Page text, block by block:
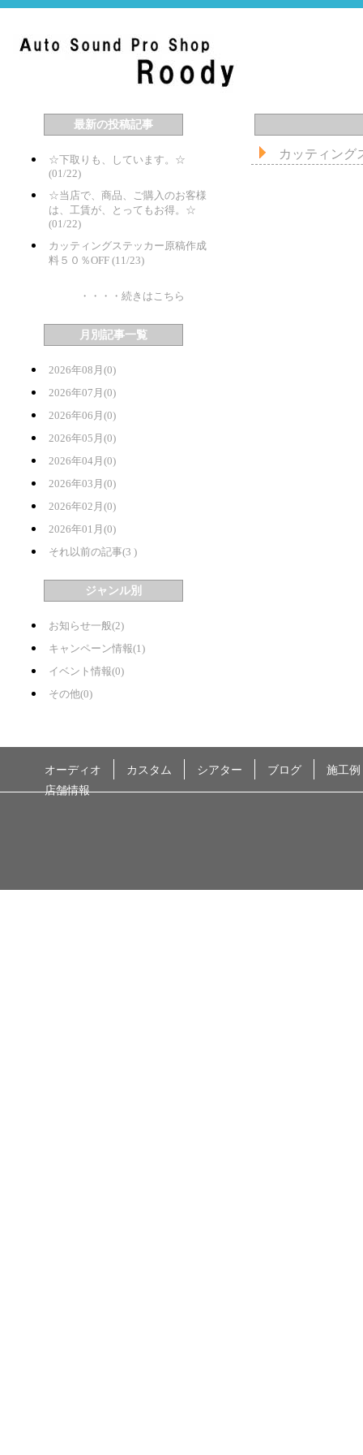
最新の投稿記事
☆下取りも、しています。☆
(01/22)
☆当店で、商品、ご購入のお客様
は、工賃が、とってもお得。☆
(01/22)
カッティングステッカー原稿作成
料５０％OFF (11/23)
・・・・続きはこちら
月別記事一覧
2026年08月(0)
2026年07月(0)
2026年06月(0)
2026年05月(0)
2026年04月(0)
2026年03月(0)
2026年02月(0)
2026年01月(0)
それ以前の記事(3 )
ジャンル別
お知らせ一般(2)
キャンペーン情報(1)
イベント情報(0)
その他(0)
カッティング
オーディオ カスタム シアター ブログ
施工例
店舗情報